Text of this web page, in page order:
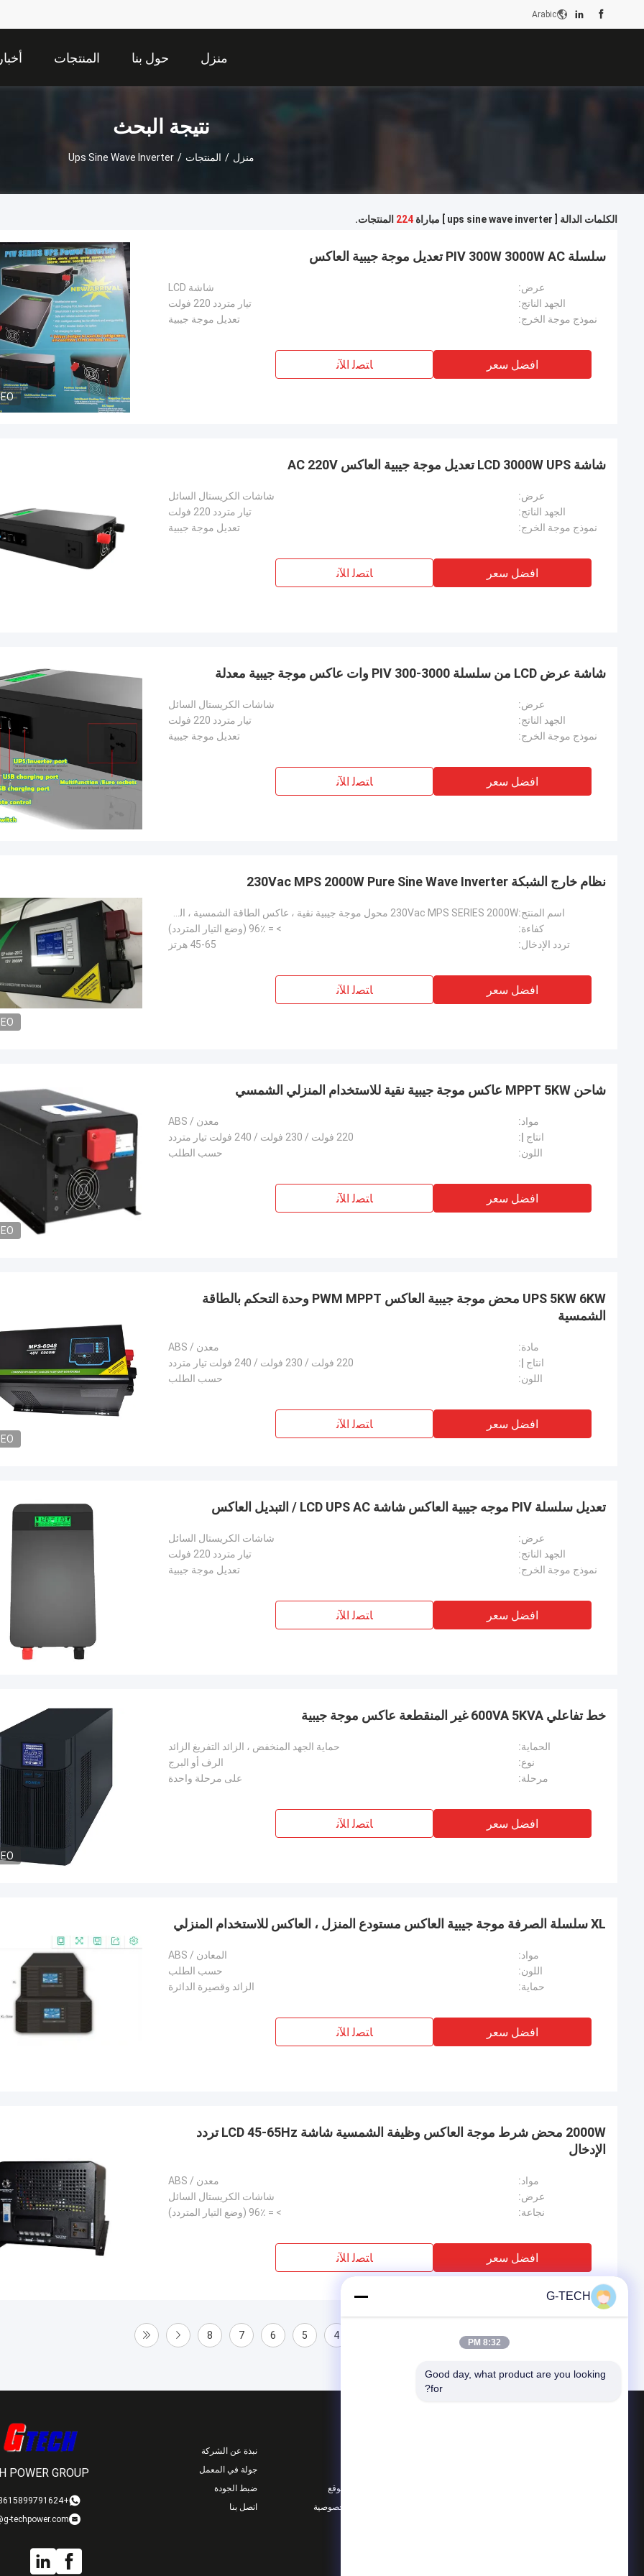
Arabic
منزل حول بنا المنتجات
نتيجة البحث
منزل / المنتجات /
Ups Sine Wave Inverter
الكلمات الدالة [ ups sine wave inverter ] مباراة 224 المنتجات.
سلسلة PIV 300W 3000W AC تعديل موجة جيبية العاكس
عرض:
شاشة LCD
الجهد الناتج:
تيار متردد 220 فولت
نموذج موجة الخرج:
تعديل موجة جيبية
افضل سعر ﺎﺘﺼﻟ ﺍﻶﻧ
شاشة LCD 3000W UPS تعديل موجة جيبية العاكس AC 220V
عرض:
شاشات الكريستال السائل
الجهد الناتج:
تيار متردد 220 فولت
نموذج موجة الخرج:
تعديل موجة جيبية
افضل سعر ﺎﺘﺼﻟ ﺍﻶﻧ
شاشة عرض LCD من سلسلة PIV 300-3000 وات عاكس موجة جيبية معدلة
عرض:
شاشات الكريستال السائل
الجهد الناتج:
تيار متردد 220 فولت
نموذج موجة الخرج:
تعديل موجة جيبية
افضل سعر ﺎﺘﺼﻟ ﺍﻶﻧ
نظام خارج الشبكة 230Vac MPS 2000W Pure Sine Wave Inverter
اسم المنتج:
كفاءة:
> = 96٪ (وضع التيار المتردد)
تردد الإدخال:
45-65 هرتز
افضل سعر ﺎﺘﺼﻟ ﺍﻶﻧ
شاحن MPPT 5KW عاكس موجة جيبية نقية للاستخدام المنزلي الشمسي
مواد:
معدن / ABS
انتاج |:
220 فولت / 230 فولت / 240 فولت تيار متردد
اللون:
حسب الطلب
افضل سعر ﺎﺘﺼﻟ ﺍﻶﻧ
UPS 5KW 6KW محض موجة جيبية العاكس PWM MPPT وحدة التحكم بالطاقة
الشمسية
مادة:
معدن / ABS
انتاج |:
220 فولت / 230 فولت / 240 فولت تيار متردد
اللون:
حسب الطلب
افضل سعر ﺎﺘﺼﻟ ﺍﻶﻧ
تعديل سلسلة PIV موجه جيبية العاكس شاشة LCD UPS AC / التبديل العاكس
عرض:
شاشات الكريستال السائل
الجهد الناتج:
تيار متردد 220 فولت
نموذج موجة الخرج:
تعديل موجة جيبية
افضل سعر ﺎﺘﺼﻟ ﺍﻶﻧ
خط تفاعلي 600VA 5KVA غير المنقطعة عاكس موجة جيبية
الحماية:
حماية الجهد المنخفض ، الزائد التفريغ الزائد
نوع:
الرف أو البرج
مرحلة:
على مرحلة واحدة
افضل سعر ﺎﺘﺼﻟ ﺍﻶﻧ
XL سلسلة الصرفة موجة جيبية العاكس مستودع المنزل ، العاكس للاستخدام المنزلي
مواد:
المعادن / ABS
اللون:
حسب الطلب
حماية:
الزائد وقصيرة الدائرة
افضل سعر ﺎﺘﺼﻟ ﺍﻶﻧ
2000W محض شرط موجة العاكس وظيفة الشمسية شاشة LCD 45-65Hz تردد
الإدخال
مواد:
معدن / ABS
عرض:
شاشات الكريستال السائل
نجاعة:
> = 96٪ (وضع التيار المتردد)
افضل سعر ﺎﺘﺼﻟ ﺍﻶﻧ
4
5
6
7
8
POWER GROUP
+8615899791624
techpower.com
نبذة عن الشركة
جولة في المعمل
ضبط الجودة
اتصل بنا
خريطة الموقع
سياسة الخصوصية
G-TECH
8:32 PM
Good day, what product are you looking
for?